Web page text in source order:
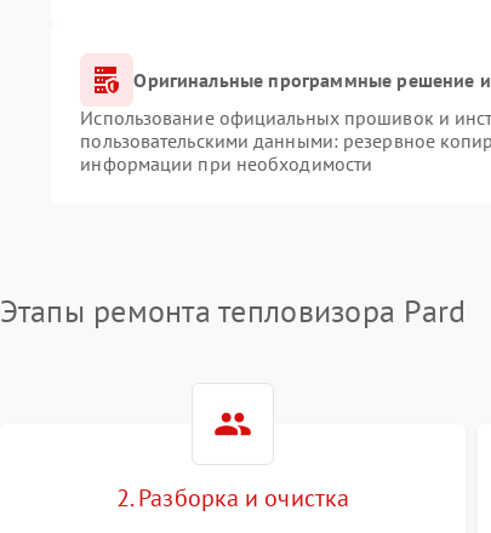
Оригинальные программные решение
Использование официальных прошивок и
пользовательскими данными: резервное
информации при необходимости
Этапы ремонта тепловизора Pard
2. Разборка и очистка